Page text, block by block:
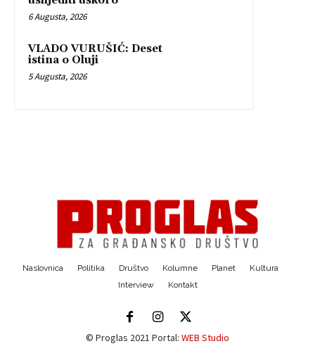
6 Augusta, 2026
VLADO VURUŠIĆ: Deset
istina o Oluji
5 Augusta, 2026
Naslovnica Politika Društvo Kolumne Planet
Kultura
Interview
Kontakt
© Proglas 2021 Portal: WEB Studio